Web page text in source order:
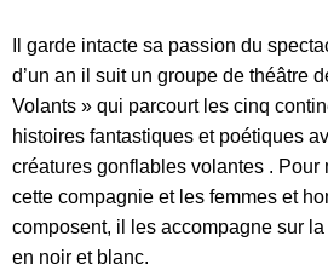
Il garde intacte sa passion du
d’un an il suit un groupe de théâtre
Volants » qui parcourt les cinq
histoires fantastiques et poétiques
créatures gonflables volantes . Pour
cette compagnie et les femmes et
composent, il les accompagne sur
en noir et blanc.